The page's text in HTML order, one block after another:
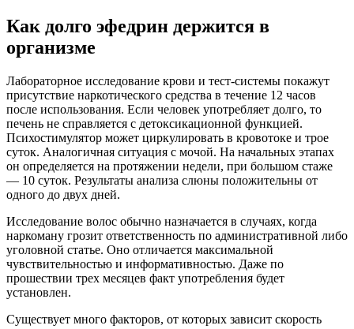
Как долго эфедрин держится в
организме
Лабораторное исследование крови и тест-системы покажут
присутствие наркотического средства в течение 12 часов
после использования. Если человек употребляет долго, то
печень не справляется с детоксикационной функцией.
Психостимулятор может циркулировать в кровотоке и трое
суток. Аналогичная ситуация с мочой. На начальных этапах
он определяется на протяжении недели, при большом стаже
— 10 суток. Результаты анализа слюны положительны от
одного до двух дней.
Исследование волос обычно назначается в случаях, когда
наркоману грозит ответственность по административной либо
уголовной статье. Оно отличается максимальной
чувствительностью и информативностью. Даже по
прошествии трех месяцев факт употребления будет
установлен.
Существует много факторов, от которых зависит скорость